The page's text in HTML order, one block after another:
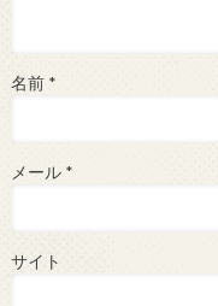
名前 *
メール *
サイト